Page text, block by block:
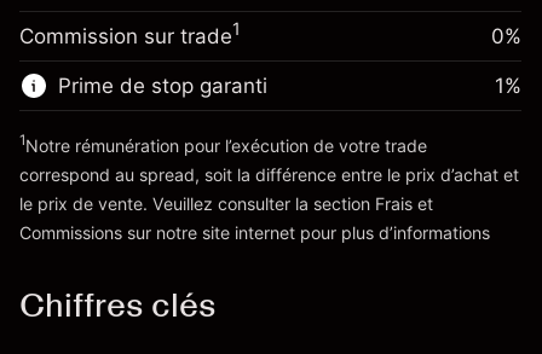
Taille de la position avec effet de levier
Valeur nominale avec effet de levier
~CHF 19,000.00
Vers la plateforme
de overnight
Frais sur la valeur totale de
la position
-0.011396%
(-CHF 2.30)
Taille de la position avec effet de levier
Valeur nominale avec effet de levier
~ CHF 19,000.00
Commission sur trade1 0%
Prime de stop garanti
'Tarifs et Frais
1%
1Notre rémunération pour l’exécution de votre trade
correspond au spread, soit la différence entre le prix d’achat et
le prix de vente. Veuillez consulter la section Frais et
Commissions sur notre site internet pour plus d’informations
Chiffres clés